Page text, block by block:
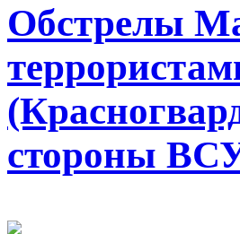
Обстрелы
стороны